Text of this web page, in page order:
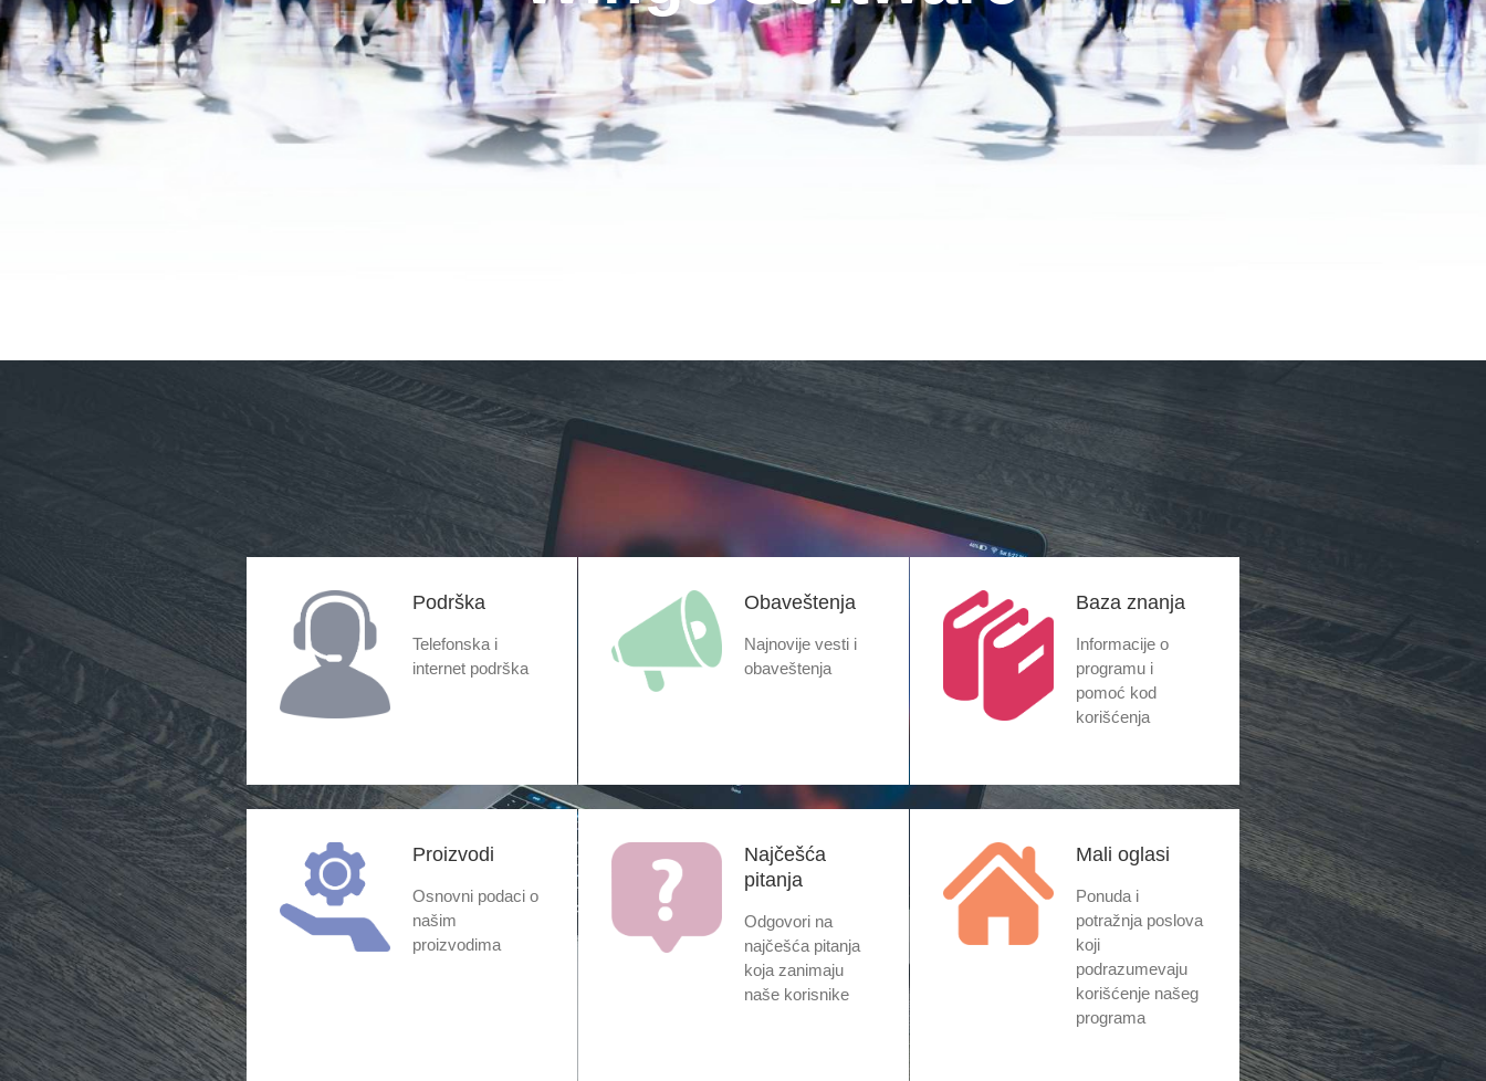
Podrška
Telefonska i
internet podrška
Obaveštenja
Najnovije vesti i
obaveštenja
Baza znanja
Informacije o
programu i
pomoć kod
korišćenja
Proizvodi
Osnovni podaci o
našim
proizvodima
Najčešća
pitanja
Odgovori na
najčešća pitanja
koja zanimaju
naše korisnike
Mali oglasi
Ponuda i
potražnja poslova
koji
podrazumevaju
korišćenje našeg
programa